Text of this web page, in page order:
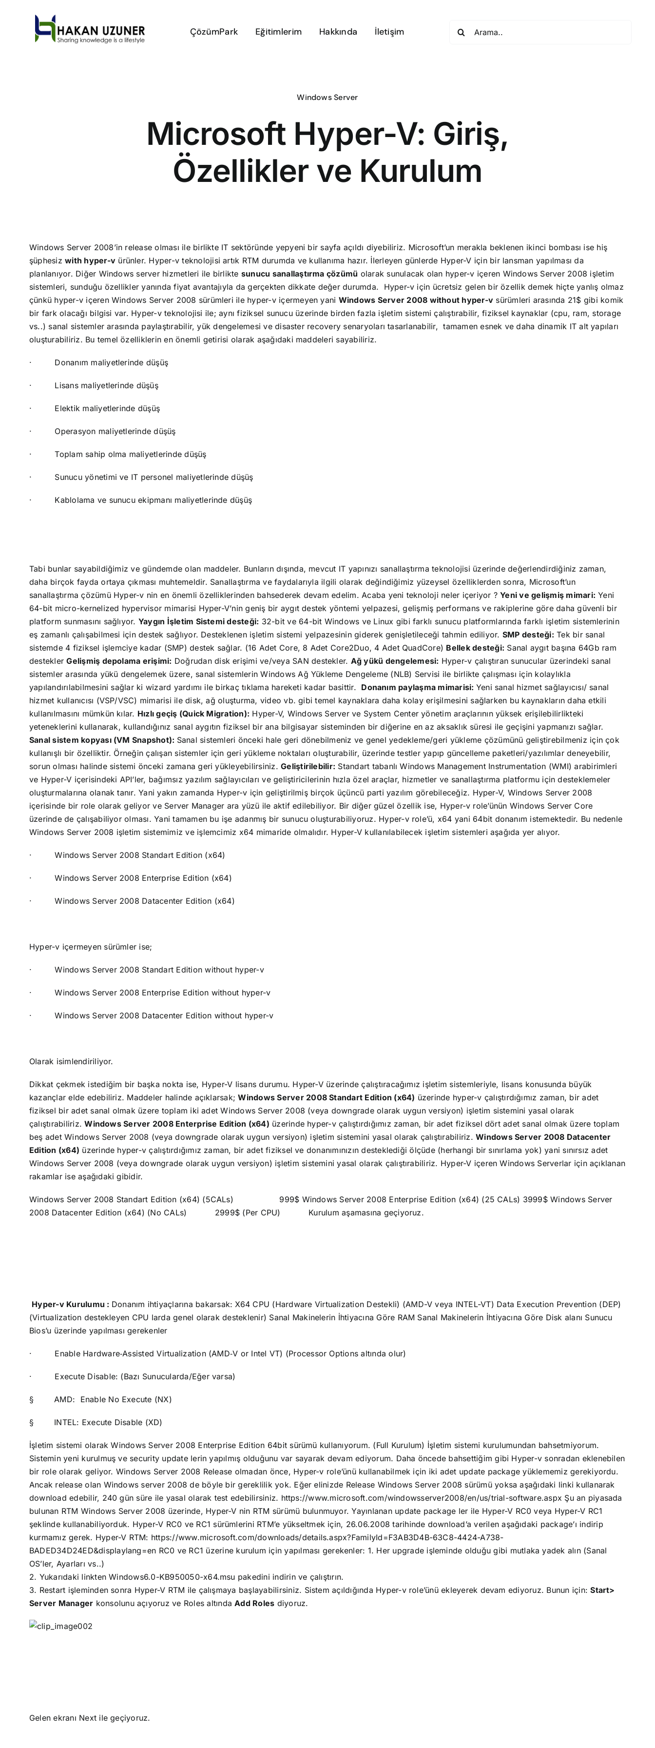
ÇözümPark Eğitimlerim Hakkında İletişim
Windows Server
Microsoft Hyper-V: Giriş,
Özellikler ve Kurulum
Windows Server 2008’in release olması ile birlikte IT sektöründe yepyeni bir sayfa açıldı diyebiliriz. Microsoft’un merakla beklenen ikinci bombası ise hiş
şüphesizwith hyper-v ürünler. Hyper-v teknolojisi artık RTM durumda ve kullanıma hazır. İlerleyen günlerde Hyper-V için bir lansman yapılması da
planlanıyor. Diğer Windows server hizmetleri ile birlikte sunucu sanallaştırma çözümü olarak sunulacak olan hyper-v içeren Windows Server 2008 işletim
sistemleri, sunduğu özellikler yanında fiyat avantajıyla da gerçekten dikkate değer durumda.
Hyper-v için ücretsiz gelen bir özellik demek hiçte yanlış olmaz
çünkü hyper-v içeren Windows Server 2008 sürümleri ile hyper-v içermeyen yani Windows Server 2008 without hyper-v sürümleri arasında 21$ gibi komik
bir fark olacağı bilgisi var. Hyper-v teknolojisi ile; aynı fiziksel sunucu üzerinde birden fazla işletim sistemi çalıştırabilir, fiziksel kaynaklar (cpu, ram, storage
vs..) sanal sistemler arasında paylaştırabilir, yük dengelemesi ve disaster recovery senaryoları tasarlanabilir, tamamen esnek ve daha dinamik IT alt yapıları
oluşturabiliriz. Bu temel özelliklerin en önemli getirisi olarak aşağıdaki maddeleri sayabiliriz.
· Donanım maliyetlerinde düşüş
· Lisans maliyetlerinde düşüş
· Elektik maliyetlerinde düşüş
· Operasyon maliyetlerinde düşüş
· Toplam sahip olma maliyetlerinde düşüş
· Sunucu yönetimi ve IT personel maliyetlerinde düşüş
· Kablolama ve sunucu ekipmanı maliyetlerinde düşüş
Tabi bunlar sayabildiğimiz ve gündemde olan maddeler. Bunların dışında, mevcut IT yapınızı sanallaştırma teknolojisi üzerinde değerlendirdiğiniz zaman,
daha birçok fayda ortaya çıkması muhtemeldir. Sanallaştırma ve faydalarıyla ilgili olarak değindiğimiz yüzeysel özelliklerden sonra, Microsoft’un
sanallaştırma çözümü Hyper-v nin en önemli özelliklerinden bahsederek devam edelim. Acaba yeni teknoloji neler içeriyor ?Yeni ve gelişmiş mimari: Yeni
64-bit micro-kernelized hypervisor mimarisi Hyper-V’nin geniş bir aygıt destek yöntemi yelpazesi, gelişmiş performans ve rakiplerine göre daha güvenli bir
platform sunmasını sağlıyor. Yaygın İşletim Sistemi desteği: 32-bit ve 64-bit Windows ve Linux gibi farklı sunucu platformlarında farklı işletim sistemlerinin
eş zamanlı çalışabilmesi için destek sağlıyor. Desteklenen işletim sistemi yelpazesinin giderek genişletileceği tahmin ediliyor. SMP desteği: Tek bir sanal
sistemde 4 fiziksel işlemciye kadar (SMP) destek sağlar. (16 Adet Core, 8 Adet Core2Duo, 4 Adet QuadCore) Bellek desteği: Sanal aygıt başına 64Gb ram
desteklerGelişmiş depolama erişimi: Doğrudan disk erişimi ve/veya SAN destekler. Ağ yükü dengelemesi: Hyper-v çalıştıran sunucular üzerindeki sanal
sistemler arasında yükü dengelemek üzere, sanal sistemlerin Windows Ağ Yükleme Dengeleme (NLB) Servisi ile birlikte çalışması için kolaylıkla
yapılandırılabilmesini sağlar ki wizard yardımı ile birkaç tıklama hareketi kadar basittir. Donanım paylaşma mimarisi: Yeni sanal hizmet sağlayıcısı/ sanal
hizmet kullanıcısı (VSP/VSC) mimarisi ile disk, ağ oluşturma, video vb. gibi temel kaynaklara daha kolay erişilmesini sağlarken bu kaynakların daha etkili
kullanılmasını mümkün kılar. Hızlı geçiş (Quick Migration): Hyper-V, Windows Server ve System Center yönetim araçlarının yüksek erişilebilirlikteki
yeteneklerini kullanarak, kullandığınız sanal aygıtın fiziksel bir ana bilgisayar sisteminden bir diğerine en az aksaklık süresi ile geçişini yapmanızı sağlar.
Sanal sistem kopyası (VM Snapshot): Sanal sistemleri önceki hale geri dönebilmeniz ve genel yedekleme/geri yükleme çözümünü geliştirebilmeniz için çok
kullanışlı bir özelliktir. Örneğin çalışan sistemler için geri yükleme noktaları oluşturabilir, üzerinde testler yapıp güncelleme paketleri/yazılımlar deneyebilir,
sorun olması halinde sistemi önceki zamana geri yükleyebilirsiniz.Geliştirilebilir: Standart tabanlı Windows Management Instrumentation (WMI) arabirimleri
ve Hyper-V içerisindeki API’ler, bağımsız yazılım sağlayıcıları ve geliştiricilerinin hızla özel araçlar, hizmetler ve sanallaştırma platformu için desteklemeler
oluşturmalarına olanak tanır. Yani yakın zamanda Hyper-v için geliştirilmiş birçok üçüncü parti yazılım görebileceğiz. Hyper-V, Windows Server 2008
içerisinde bir role olarak geliyor ve Server Manager ara yüzü ile aktif edilebiliyor. Bir diğer güzel özellik ise, Hyper-v role’ünün Windows Server Core
üzerinde de çalışabiliyor olması. Yani tamamen bu işe adanmış bir sunucu oluşturabiliyoruz. Hyper-v role’ü, x64 yani 64bit donanım istemektedir. Bu nedenle
Windows Server 2008 işletim sistemimiz ve işlemcimiz x64 mimaride olmalıdır. Hyper-V kullanılabilecek işletim sistemleri aşağıda yer alıyor.
· Windows Server 2008 Standart Edition (x64)
· Windows Server 2008 Enterprise Edition (x64)
· Windows Server 2008 Datacenter Edition (x64)
Hyper-v içermeyen sürümler ise;
· Windows Server 2008 Standart Edition without hyper-v
· Windows Server 2008 Enterprise Edition without hyper-v
· Windows Server 2008 Datacenter Edition without hyper-v
Olarak isimlendiriliyor.
Dikkat çekmek istediğim bir başka nokta ise, Hyper-V lisans durumu. Hyper-V üzerinde çalıştıracağımız işletim sistemleriyle, lisans konusunda büyük
kazançlar elde edebiliriz. Maddeler halinde açıklarsak;Windows Server 2008 Standart Edition (x64) üzerinde hyper-v çalıştırdığımız zaman, bir adet
fiziksel bir adet sanal olmak üzere toplam iki adet Windows Server 2008 (veya downgrade olarak uygun versiyon) işletim sistemini yasal olarak
çalıştırabiliriz.Windows Server 2008 Enterprise Edition (x64) üzerinde hyper-v çalıştırdığımız zaman, bir adet fiziksel dört adet sanal olmak üzere toplam
beş adet Windows Server 2008 (veya downgrade olarak uygun versiyon) işletim sistemini yasal olarak çalıştırabiliriz.Windows Server 2008 Datacenter
Edition (x64) üzerinde hyper-v çalıştırdığımız zaman, bir adet fiziksel ve donanımınızın desteklediği ölçüde (herhangi bir sınırlama yok) yani sınırsız adet
Windows Server 2008 (veya downgrade olarak uygun versiyon) işletim sistemini yasal olarak çalıştırabiliriz. Hyper-V içeren Windows Serverlar için açıklanan
rakamlar ise aşağıdaki gibidir.
Windows Server 2008 Standart Edition (x64) (5CALs) 999$ Windows Server 2008 Enterprise Edition (x64) (25 CALs) 3999$Windows Server
2008 Datacenter Edition (x64) (No CALs)
2999$ (Per CPU) Kurulum aşamasına geçiyoruz.
Hyper-v Kurulumu : Donanım ihtiyaçlarına bakarsak:X64 CPU (Hardware Virtualization Destekli) (AMD-V veya INTEL-VT) Data Execution Prevention (DEP)
(Virtualization destekleyen CPU larda genel olarak desteklenir) Sanal Makinelerin İhtiyacına Göre RAM Sanal Makinelerin İhtiyacına Göre Disk alanı Sunucu
Bios’u üzerinde yapılması gerekenler
· Enable Hardware‐Assisted Virtualization (AMD‐V or Intel VT) (Processor Options altında olur)
· Execute Disable: (Bazı Sunucularda/Eğer varsa)
§ AMD: Enable No Execute (NX)
§ INTEL: Execute Disable (XD)
İşletim sistemi olarak Windows Server 2008 Enterprise Edition 64bit sürümü kullanıyorum. (Full Kurulum) İşletim sistemi kurulumundan bahsetmiyorum.
Sistemin yeni kurulmuş ve security update lerin yapılmış olduğunu var sayarak devam ediyorum. Daha öncede bahsettiğim gibi Hyper-v sonradan eklenebilen
bir role olarak geliyor. Windows Server 2008 Release olmadan önce, Hyper-v role’ünü kullanabilmek için iki adet update package yüklememiz gerekiyordu.
Ancak release olan Windows server 2008 de böyle bir gereklilik yok. Eğer elinizde Release Windows Server 2008 sürümü yoksa aşağıdaki linki kullanarak
download edebilir, 240 gün süre ile yasal olarak test edebilirsiniz. https://www.microsoft.com/windowsserver2008/en/us/trial-software.aspx Şu an piyasada
bulunan RTM Windows Server 2008 üzerinde, Hyper-V nin RTM sürümü bulunmuyor. Yayınlanan update package ler ile Hyper-V RC0 veya Hyper-V RC1
şeklinde kullanabiliyorduk. Hyper-V RC0 ve RC1 sürümlerini RTM’e yükseltmek için, 26.06.2008 tarihinde download’a verilen aşağıdaki package’ı indirip
kurmamız gerek. Hyper-V RTM: https://www.microsoft.com/downloads/details.aspx?FamilyId=F3AB3D4B-63C8-4424-A738-
BADED34D24ED&displaylang=en RC0 ve RC1 üzerine kurulum için yapılması gerekenler: 1. Her upgrade işleminde olduğu gibi mutlaka yadek alın (Sanal
OS’ler, Ayarları vs..)
2. Yukarıdaki linkten Windows6.0-KB950050-x64.msu pakedini indirin ve çalıştırın.
3. Restart işleminden sonra Hyper-V RTM ile çalışmaya başlayabilirsiniz. Sistem açıldığında Hyper-v role’ünü ekleyerek devam ediyoruz. Bunun için:Start>
Server Manager konsolunu açıyoruz ve Roles altındaAdd Roles diyoruz.
Gelen ekranı Next ile geçiyoruz.